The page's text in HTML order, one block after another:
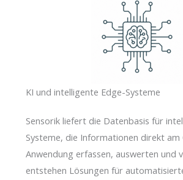
KI und intelligente Edge-Systeme
Sensorik liefert die Datenbasis für
Systeme, die Informationen direkt
Anwendung erfassen, auswerten und
entstehen Lösungen für